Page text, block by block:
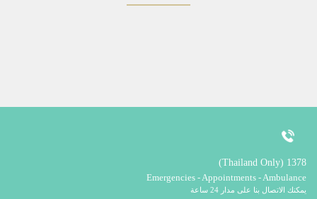
1378 (Thailand Only)
Emergencies - Appointments - Ambulance
يمكنك الاتصال بنا على مدار 24 ساعة